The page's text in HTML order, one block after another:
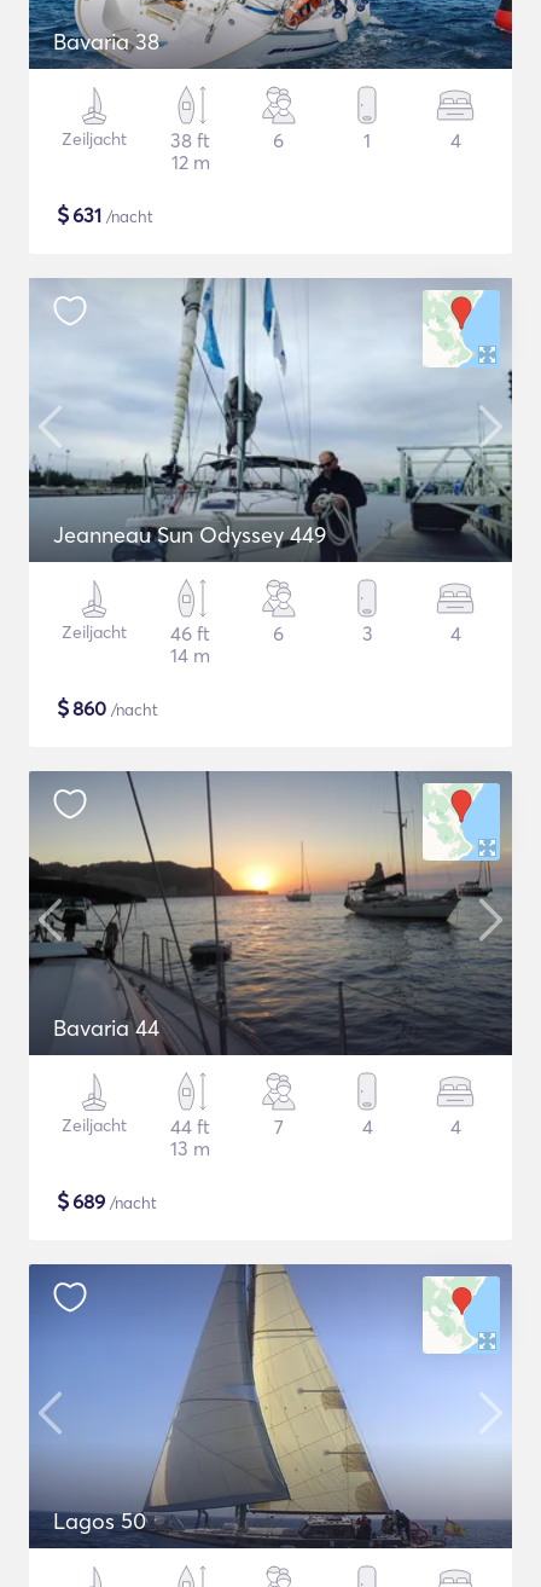
Bavaria 38
Zeiljacht
38 ft
12 m
6 1 4
$631 /nacht
Jeanneau Sun Odyssey 449
Zeiljacht
46 ft
14 m
6 3 4
$860 /nacht
Bavaria 44
Zeiljacht
44 ft
13 m
7 4 4
$689 /nacht
Lagos 50